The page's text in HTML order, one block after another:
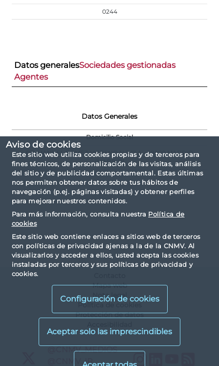
Aviso de cookies
Este sitio web utiliza cookies propias y de terceros para
fines técnicos, de personalización de las visitas, análisis
del sitio y de publicidad comportamental. Estas últimas
nos permiten obtener datos sobre tus hábitos de
navegación (p.ej. páginas visitadas) y obtener perfiles
para mejorar nuestros contenidos.
Para más información, consulta nuestra Política de
cookies
Este sitio web contiene enlaces a sitios web de terceros
con políticas de privacidad ajenas a la de la CNMV. Al
visualizarlos y acceder a ellos, usted acepta las cookies
instaladas por terceros y sus políticas de privacidad y
cookies.
Configuración de cookies
0244
Datos generalesSociedades gestionadas
Agentes
Datos Generales
Domicilio Social
PZ. MANUEL GOMEZ MORENO N.2 17 A - 28020 MADRID
(MADRID)
Mapa web
Nota legal
Política de cookies
Protección de datos
@CNMV_MEDIOS
@CNMV_IP